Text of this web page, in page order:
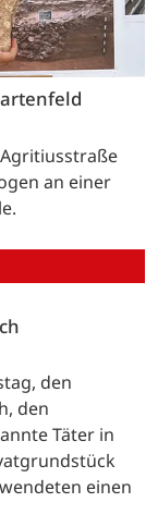
an einer
den
den
Täter in
einen